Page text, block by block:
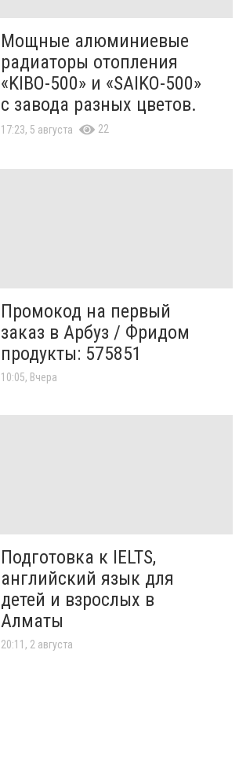
Мощные алюминиевые
радиаторы отопления
«KIBO-500» и «SAIKO-500»
с завода разных цветов.
17:23, 5 августа 22
Промокод на первый
заказ в Арбуз / Фридом
продукты: 575851
10:05, Вчера
Подготовка к IELTS,
английский язык для
детей и взрослых в
Алматы
20:11, 2 августа